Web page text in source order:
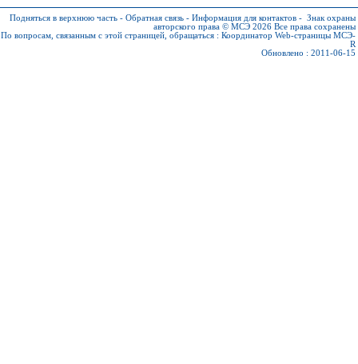
Подняться в верхнюю часть - Обратная связь - Информация для контактов - Знак охраны
авторского права © МСЭ 2026 Все права сохранены
По вопросам, связанным с этой страницей, обращаться : Координатор Web-страницы МСЭ-
R
Обновлено : 2011-06-15